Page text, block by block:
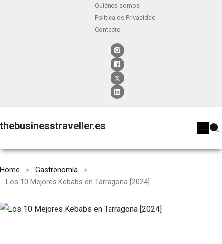
Quiénes somos
Política de Privacidad
Contacto
thebusinesstraveller.es
Home
Gastronomía
Los 10 Mejores Kebabs en Tarragona [2024]